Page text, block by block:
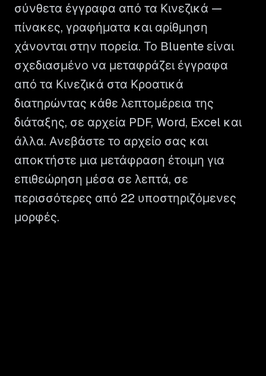
σύνθετα έγγραφα από τα Κινεζικά —
πίνακες, γραφήματα και αρίθμηση
χάνονται στην πορεία. Το Bluente είναι
σχεδιασμένο να μεταφράζει έγγραφα
από τα Κινεζικά στα Κροατικά
διατηρώντας κάθε λεπτομέρεια της
διάταξης, σε αρχεία PDF, Word, Excel και
άλλα. Ανεβάστε το αρχείο σας και
αποκτήστε μια μετάφραση έτοιμη για
επιθεώρηση μέσα σε λεπτά, σε
περισσότερες από 22 υποστηριζόμενες
μορφές.